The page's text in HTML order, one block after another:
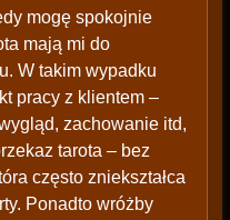
mogę spokojnie
mają mi do
W takim wypadku
pracy z klientem –
zachowanie itd,
tarota – bez
często zniekształca
Ponadto wróżby